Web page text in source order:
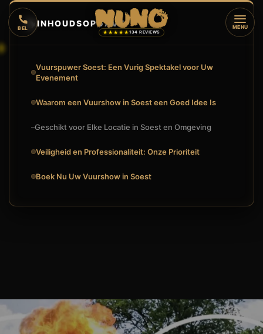
BEL
★★★★★134 REVIEWS
MENU
🐍REPTIELENSHOW
🔥INHOUDSOPGAVE ▼
Vuurspuwer Soest: Een Vurig Spektakel voor Uw
Evenement
Waarom een Vuurshow in Soest een Goed Idee Is
Geschikt voor Elke Locatie in Soest en Omgeving
Veiligheid en Professionaliteit: Onze Prioriteit
Boek Nu Uw Vuurshow in Soest